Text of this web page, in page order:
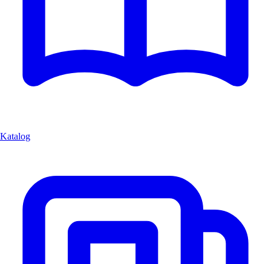
Katalog